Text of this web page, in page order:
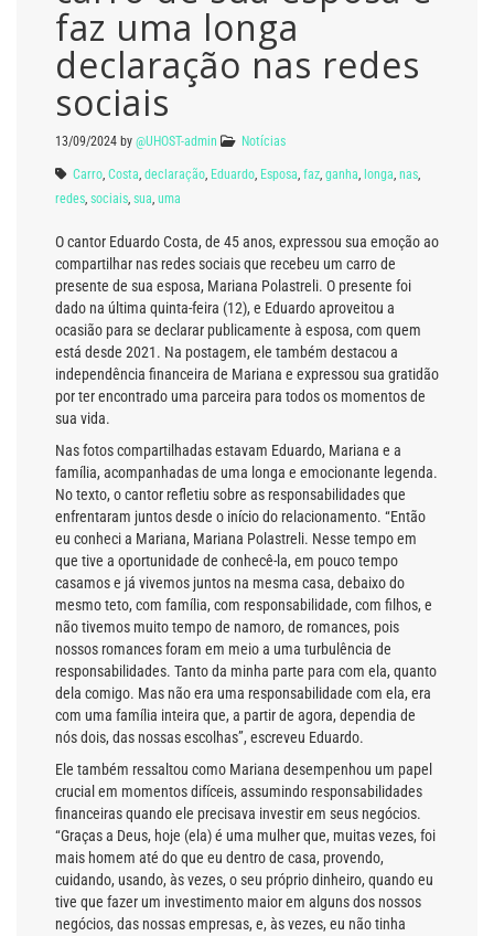
faz uma longa
declaração nas redes
sociais
13/09/2024 by @UHOST-admin Notícias
Carro Costa declaração Eduardo Esposa faz ganha longa nas
redes sociais sua uma
O cantor Eduardo Costa, de 45 anos, expressou sua emoção ao
compartilhar nas redes sociais que recebeu um carro de
presente de sua esposa, Mariana Polastreli. O presente foi
dado na última quinta-feira (12), e Eduardo aproveitou a
ocasião para se declarar publicamente à esposa, com quem
está desde 2021. Na postagem, ele também destacou a
independência financeira de Mariana e expressou sua gratidão
por ter encontrado uma parceira para todos os momentos de
sua vida.
Nas fotos compartilhadas estavam Eduardo, Mariana e a
família, acompanhadas de uma longa e emocionante legenda.
No texto, o cantor refletiu sobre as responsabilidades que
enfrentaram juntos desde o início do relacionamento. “Então
eu conheci a Mariana, Mariana Polastreli. Nesse tempo em
que tive a oportunidade de conhecê-la, em pouco tempo
casamos e já vivemos juntos na mesma casa, debaixo do
mesmo teto, com família, com responsabilidade, com filhos, e
não tivemos muito tempo de namoro, de romances, pois
nossos romances foram em meio a uma turbulência de
responsabilidades. Tanto da minha parte para com ela, quanto
dela comigo. Mas não era uma responsabilidade com ela, era
com uma família inteira que, a partir de agora, dependia de
nós dois, das nossas escolhas”, escreveu Eduardo.
Ele também ressaltou como Mariana desempenhou um papel
crucial em momentos difíceis, assumindo responsabilidades
financeiras quando ele precisava investir em seus negócios.
“Graças a Deus, hoje (ela) é uma mulher que, muitas vezes, foi
mais homem até do que eu dentro de casa, provendo,
cuidando, usando, às vezes, o seu próprio dinheiro, quando eu
tive que fazer um investimento maior em alguns dos nossos
negócios, das nossas empresas, e, às vezes, eu não tinha